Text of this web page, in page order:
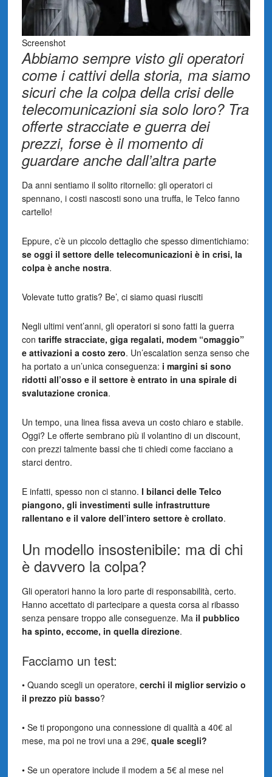
Screenshot
Abbiamo sempre visto gli operatori
come i cattivi della storia, ma siamo
sicuri che la colpa della crisi delle
telecomunicazioni sia solo loro? Tra
offerte stracciate e guerra dei
prezzi, forse è il momento di
guardare anche dall’altra parte
Da anni sentiamo il solito ritornello: gli operatori ci
spennano, i costi nascosti sono una truffa, le Telco fanno
cartello!
Eppure, c’è un piccolo dettaglio che spesso dimentichiamo:
se oggi il settore delle telecomunicazioni è in crisi, la
colpa è anche nostra.
Volevate tutto gratis? Be’, ci siamo quasi riusciti
Negli ultimi vent’anni, gli operatori si sono fatti la guerra
con tariffe stracciate, giga regalati, modem “omaggio”
e attivazioni a costo zero. Un’escalation senza senso che
ha portato a un’unica conseguenza: i margini si sono
ridotti all’osso e il settore è entrato in una spirale di
svalutazione cronica.
Un tempo, una linea fissa aveva un costo chiaro e stabile.
Oggi? Le offerte sembrano più il volantino di un discount,
con prezzi talmente bassi che ti chiedi come facciano a
starci dentro.
E infatti, spesso non ci stanno. I bilanci delle Telco
piangono, gli investimenti sulle infrastrutture
rallentano e il valore dell’intero settore è crollato.
Un modello insostenibile: ma di chi
è davvero la colpa?
Gli operatori hanno la loro parte di responsabilità, certo.
Hanno accettato di partecipare a questa corsa al ribasso
senza pensare troppo alle conseguenze. Ma il pubblico
ha spinto, eccome, in quella direzione.
Facciamo un test:
• Quando scegli un operatore, cerchi il miglior servizio o
il prezzo più basso?
• Se ti propongono una connessione di qualità a 40€ al
mese, ma poi ne trovi una a 29€, quale scegli?
• Se un operatore include il modem a 5€ al mese nel